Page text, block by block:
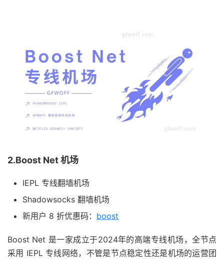
2.Boost Net 机场
IEPL 专线翻墙机场
Shadowsocks 翻墙机场
新用户 8 折优惠码： boost
Boost Net 是一家成立于2024年的高端专线机场，全节点
采用 IEPL 专线网络，不管是节点稳定性还是机场的运营团